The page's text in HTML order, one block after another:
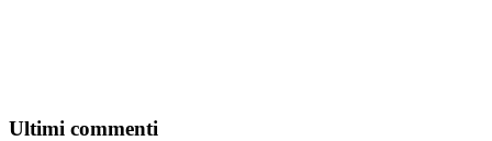
Ultimi commenti